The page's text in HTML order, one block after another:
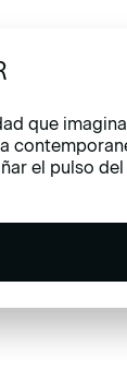
que
el pulso del